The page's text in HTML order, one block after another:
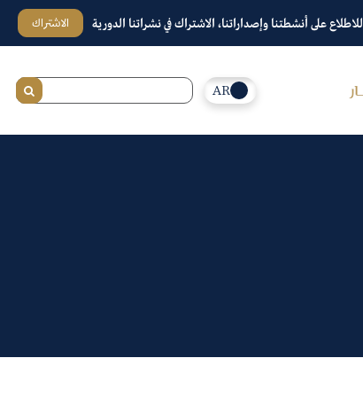
للاطلاع على أنشطتنا وإصداراتنا، الاشتراك في نشراتنا الدورية الاشتراك
AR